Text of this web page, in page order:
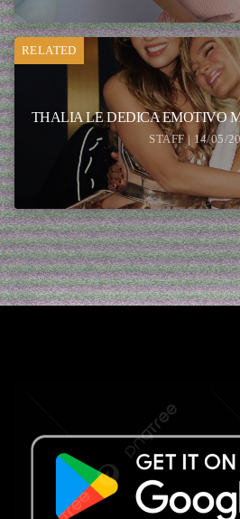
RELATED
THALIA LE DEDICA EMOTIVO
STAFF | 14/05/